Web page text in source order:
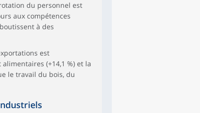
du personnel est
aux compétences
à des
est
(+14,1 %) et la
le travail du bois, du